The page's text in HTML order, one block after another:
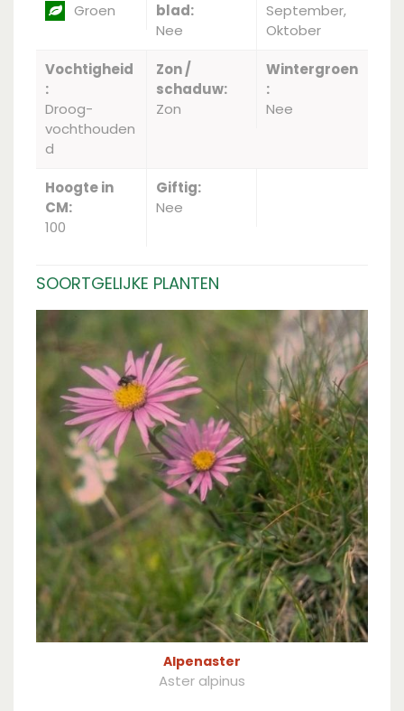
Groen
blad:
Nee
September,
Oktober
Vochtigheid
:
Droog-
vochthouden
d
Zon /
schaduw:
Zon
Wintergroen
:
Nee
Hoogte in
CM:
100
Giftig:
Nee
SOORTGELIJKE PLANTEN
Alpenaster
Aster alpinus